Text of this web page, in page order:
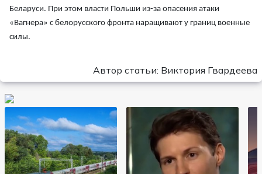
Беларуси. При этом власти Польши из-за опасения атаки
«Вагнера» с белорусского фронта наращивают у границ военные
силы.
Автор статьи: Виктория Гвардеева